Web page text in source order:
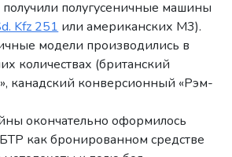
получили полугусеничные машины
Kfz 251 или американских М3).
модели производились в
количествах (британский
канадский конверсионный «Рэм-
окончательно оформилось
как бронированном средстве